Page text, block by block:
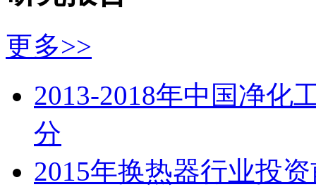
更多>>
2013-2018年中国净化
分
2015年换热器行业投